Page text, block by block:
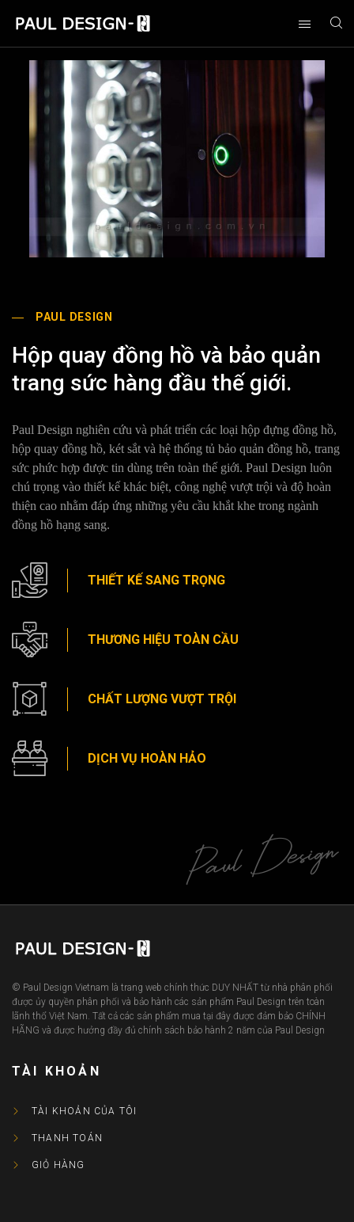
PAUL DESIGN
Hộp quay đồng hồ và bảo quản
trang sức hàng đầu thế giới.
Paul Design nghiên cứu và phát triển các loại hộp đựng đồng hồ,
hộp quay đồng hồ, két sắt và hệ thống tủ bảo quản đồng hồ, trang
sức phức hợp được tin dùng trên toàn thế giới. Paul Design luôn
chú trọng vào thiết kế khác biệt, công nghệ vượt trội và độ hoàn
thiện cao nhằm đáp ứng những yêu cầu khắt khe trong ngành
đồng hồ hạng sang.
THIẾT KẾ SANG TRỌNG
THƯƠNG HIỆU TOÀN CẦU
CHẤT LƯỢNG VƯỢT TRỘI
DỊCH VỤ HOÀN HẢO
© Paul Design Vietnam là trang web chính thức DUY NHẤT từ nhà phân phối
được ủy quyền phân phối và bảo hành các sản phẩm Paul Design trên toàn
lãnh thổ Việt Nam. Tất cả các sản phẩm mua tại đây được đảm bảo CHÍNH
HÃNG và được hưởng đầy đủ chính sách bảo hành 2 năm của Paul Design
TÀI KHOẢN
TÀI KHOẢN CỦA TÔI
THANH TOÁN
GIỎ HÀNG